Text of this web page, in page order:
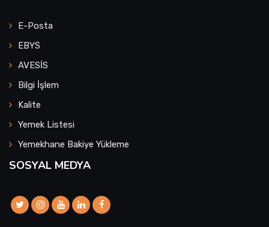
E-Posta
EBYS
AVESİS
Bilgi İşlem
Kalite
Yemek Listesi
Yemekhane Bakiye Yükleme
SOSYAL MEDYA